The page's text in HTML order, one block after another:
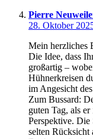
Pierre
28. Oktober
Mein herzliches
Die Idee, dass
großartig –
Hühnerkreisen
im Angesicht
Zum Bussard:
guten Tag, als
Perspektive. Die
selten Rücksicht